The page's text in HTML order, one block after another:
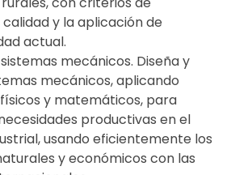
calidad y la aplicación de
actual.
mecánicos. Diseña y
mecánicos, aplicando
y matemáticos, para
productivas en el
usando eficientemente los
y económicos con las